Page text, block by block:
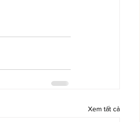
Xem tất cả